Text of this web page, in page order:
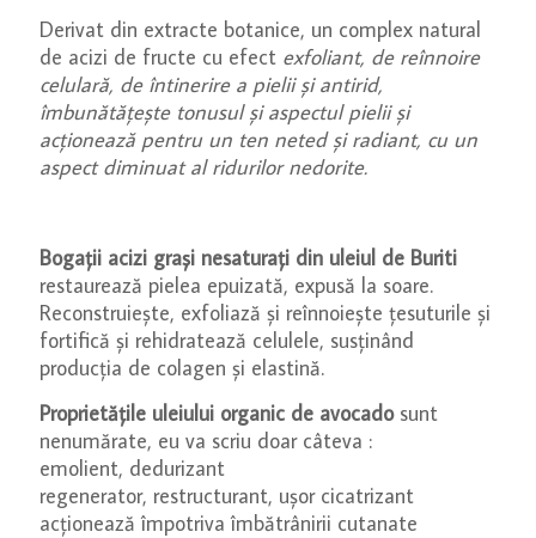
Derivat din extracte botanice, un complex natural
de acizi de fructe cu efect exfoliant, de reînnoire
celulară, de întinerire a pielii și antirid,
îmbunătățește tonusul și aspectul pielii și
acționează pentru un ten neted și radiant, cu un
aspect diminuat al ridurilor nedorite.
Bogații acizi grași nesaturați din uleiul de Buriti
restaurează pielea epuizată, expusă la soare.
Reconstruiește, exfoliază și reînnoiește țesuturile și
fortifică și rehidratează celulele, susținând
producția de colagen și elastină.
Proprietățile uleiului organic de avocadosunt
nenumărate, eu va scriu doar câteva :
emolient, dedurizant
regenerator, restructurant, ușor cicatrizant
acționează împotriva îmbătrânirii cutanate